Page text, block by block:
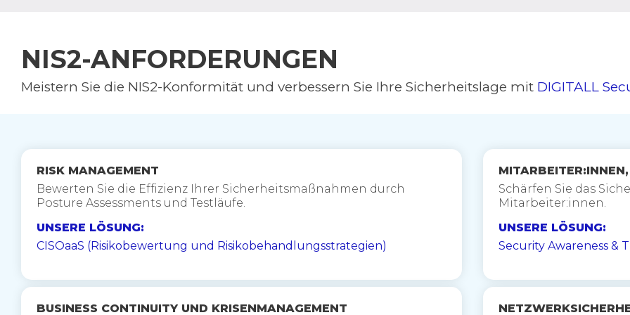
NIS2-ANFORDERUNGEN
Meistern Sie die NIS2-Konformität und verbessern Sie Ihre Sicherheitslage mit DIGITALL
RISK MANAGEMENT
Bewerten Sie die Effizienz Ihrer Sicherheitsmaßnahmen durch
Posture Assessments und Testläufe.
UNSERE LÖSUNG:
CISOaaS (Risikobewertung und Risikobehandlungsstrategien)
Schärfen Sie das
Mitarbeiter:innen.
UNSERE LÖSUNG:
Security Awareness &
BUSINESS CONTINUITY UND KRISENMANAGEMENT